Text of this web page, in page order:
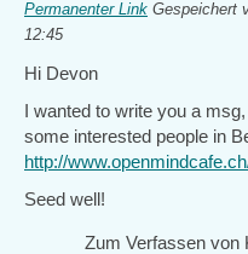
Permanenter Link Gespeichert
12:45
Hi Devon
I wanted to write you a
some interested people in
http://
Seed well!
Zum Verfassen von